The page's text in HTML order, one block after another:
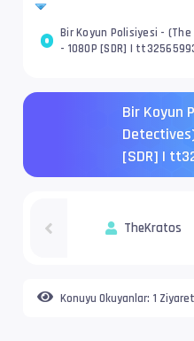
Bir Koyun Polisiyesi -
- 1080P [SDR] |
Bir Koyun
[SDR] |
TheKratos
Konuyu Okuyanlar: 1